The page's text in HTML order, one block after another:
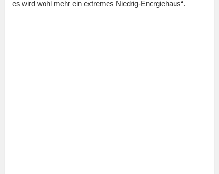
es wird wohl mehr ein extremes Niedrig-Energiehaus“.